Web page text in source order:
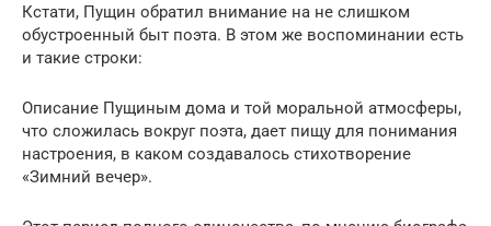
Кстати, Пущин обратил внимание на не слишком
обустроенный быт поэта. В этом же воспоминании есть
и такие строки:
Описание Пущиным дома и той моральной атмосферы,
что сложилась вокруг поэта, дает пищу для понимания
настроения, в каком создавалось стихотворение
«Зимний вечер».